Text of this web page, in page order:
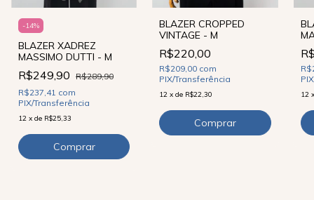
-14%
BLAZER XADREZ
MASSIMO DUTTI - M
R$249,90 R$289,90
R$237,41 com
PIX/Transferência
12 x de R$25,33
BLAZER CROPPED
VINTAGE - M
R$220,00
R$209,00 com
PIX/Transferência
12 xde R$22,30 12